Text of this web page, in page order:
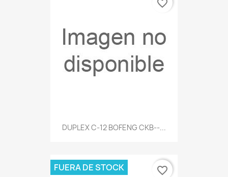
DUPLEX C-12 BOFENG CKB--...
favorite_border
FUERA DE STOCK favorite_border